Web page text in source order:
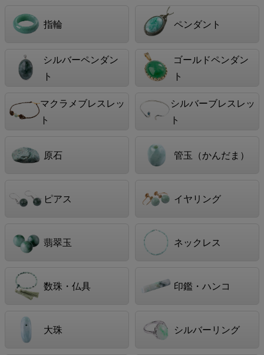
指輪 ペンダント
シルバーペンダン
ト
ゴールドペンダン
ト
マクラメブレスレッ
ト
シルバーブレスレッ
ト
原石 管玉（かんだま）
ピアス イヤリング
翡翠玉 ネックレス
数珠・仏具 印鑑・ハンコ
大珠 シルバーリング